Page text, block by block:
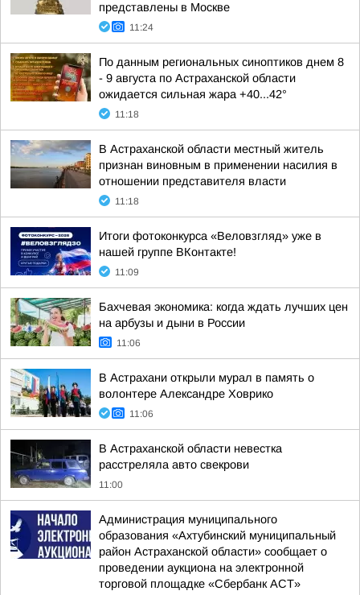
представлены в Москве
11:24
По данным региональных синоптиков днем 8
- 9 августа по Астраханской области
ожидается сильная жара +40...42°
11:18
В Астраханской области местный житель
признан виновным в применении насилия в
отношении представителя власти
11:18
Итоги фотоконкурса «Веловзгляд» уже в
нашей группе ВКонтакте!
11:09
Бахчевая экономика: когда ждать лучших цен
на арбузы и дыни в России
11:06
В Астрахани открыли мурал в память о
волонтере Александре Ховрико
11:06
В Астраханской области невестка
расстреляла авто свекрови
11:00
Администрация муниципального
образования «Ахтубинский муниципальный
район Астраханской области» сообщает о
проведении аукциона на электронной
торговой площадке «Сбербанк АСТ»